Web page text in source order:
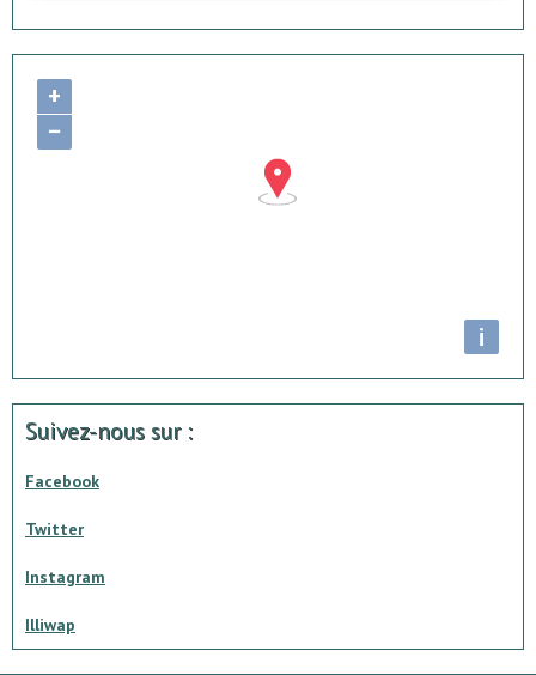
+
−
i
Suivez-nous sur :
Facebook
Twitter
Instagram
Illiwap